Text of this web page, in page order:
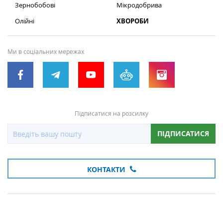
Зернобобові
Олійні
Мікродобрива
ХВОРОБИ
Ми в соціальних мережах
Підписатися на розсилку
ПІДПИСАТИСЯ
КОНТАКТИ